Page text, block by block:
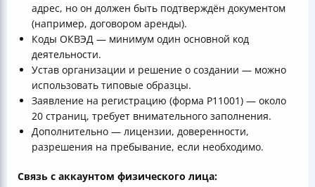
адрес, но он должен быть подтверждён документом
(например, договором аренды).
Коды ОКВЭД — минимум один основной код
деятельности.
Устав организации и решение о создании — можно
использовать типовые образцы.
Заявление на регистрацию (форма Р11001) — около
20 страниц, требует внимательного заполнения.
Дополнительно — лицензии, доверенности,
разрешения на пребывание, если необходимо.
Связь с аккаунтом физического лица: